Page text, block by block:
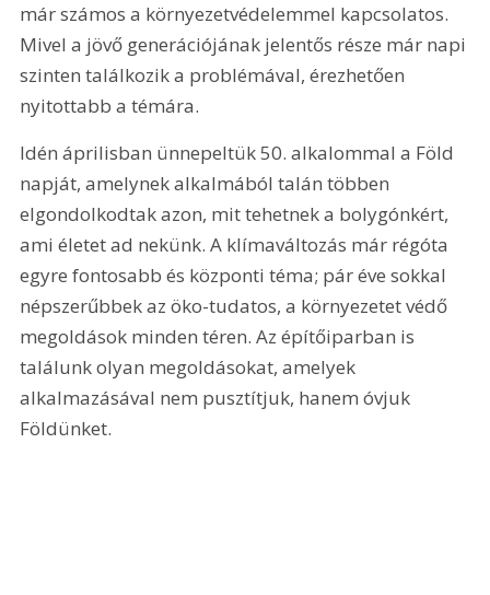
már számos a környezetvédelemmel kapcsolatos.
Mivel a jövő generációjának jelentős része már napi
szinten találkozik a problémával, érezhetően
nyitottabb a témára.
Idén áprilisban ünnepeltük 50. alkalommal a Föld
napját, amelynek alkalmából talán többen
elgondolkodtak azon, mit tehetnek a bolygónkért,
ami életet ad nekünk. A klímaváltozás már régóta
egyre fontosabb és központi téma; pár éve sokkal
népszerűbbek az öko-tudatos, a környezetet védő
megoldások minden téren. Az építőiparban is
találunk olyan megoldásokat, amelyek
alkalmazásával nem pusztítjuk, hanem óvjuk
Földünket.